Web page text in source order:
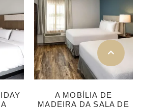
A MOBÍLIA DE
MADEIRA DA SALA DE